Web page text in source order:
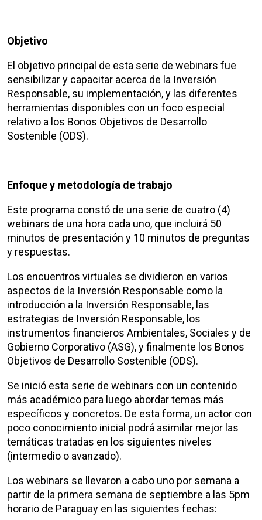
Objetivo
El objetivo principal de esta serie de webinars fue
sensibilizar y capacitar acerca de la Inversión
Responsable, su implementación, y las diferentes
herramientas disponibles con un foco especial
relativo a los Bonos Objetivos de Desarrollo
Sostenible (ODS).
Enfoque y metodología de trabajo
Este programa constó de una serie de cuatro (4)
webinars de una hora cada uno, que incluirá 50
minutos de presentación y 10 minutos de preguntas
y respuestas.
Los encuentros virtuales se dividieron en varios
aspectos de la Inversión Responsable como la
introducción a la Inversión Responsable, las
estrategias de Inversión Responsable, los
instrumentos financieros Ambientales, Sociales y de
Gobierno Corporativo (ASG), y finalmente los Bonos
Objetivos de Desarrollo Sostenible (ODS).
Se inició esta serie de webinars con un contenido
más académico para luego abordar temas más
específicos y concretos. De esta forma, un actor con
poco conocimiento inicial podrá asimilar mejor las
temáticas tratadas en los siguientes niveles
(intermedio o avanzado).
Los webinars se llevaron a cabo uno por semana a
partir de la primera semana de septiembre a las 5pm
horario de Paraguay en las siguientes fechas: